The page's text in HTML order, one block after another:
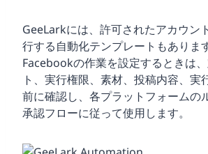
GeeLarkには、許可されたアカウン
行する自動化テンプレートもありま
Facebookの作業を設定するときは
ト、実行権限、素材、投稿内容、実
前に確認し、各プラットフォームの
承認フローに従って使用します。